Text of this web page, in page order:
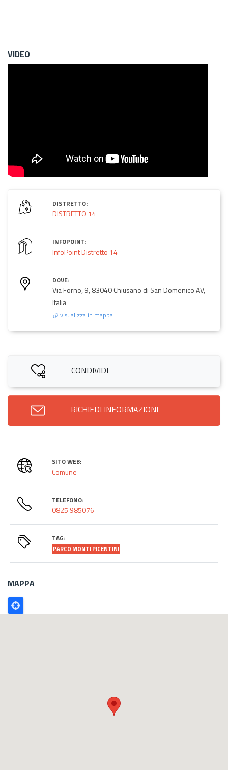
VIDEO
DISTRETTO:
DISTRETTO 14
INFOPOINT:
InfoPoint Distretto 14
DOVE:
Via Forno, 9, 83040 Chiusano di San Domenico AV,
Italia
visualizza in mappa
CONDIVIDI
RICHIEDI INFORMAZIONI
SITO WEB:
Comune
TELEFONO:
0825 985076
TAG:
PARCO MONTI PICENTINI
MAPPA
Poligono
GEO